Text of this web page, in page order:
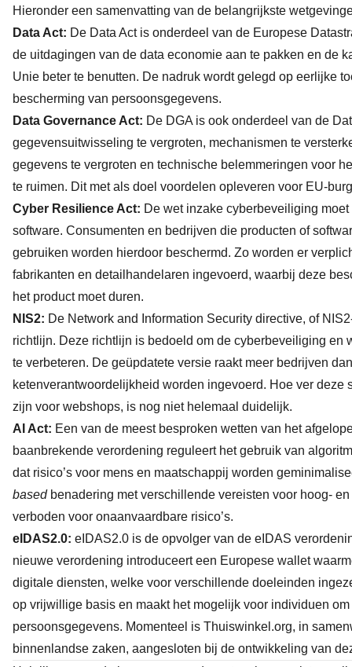
Hieronder een samenvatting van de belangrijkste
Data Act: De Data Act is onderdeel van de Europese
de uitdagingen van de data economie aan te pakken en de
Unie beter te benutten. De nadruk wordt gelegd op eerlijke
bescherming van persoonsgegevens.
Data Governance Act: De DGA is ook onderdeel van de
gegevensuitwisseling te vergroten, mechanismen te
gegevens te vergroten en technische belemmeringen voor
te ruimen. Dit met als doel voordelen opleveren voor EU-
Cyber Resilience Act: De wet inzake cyberbeveiliging
software. Consumenten en bedrijven die producten of
gebruiken worden hierdoor beschermd. Zo worden er
fabrikanten en detailhandelaren ingevoerd, waarbij deze
het product moet duren.
NIS2: De Network and Information Security directive, of
richtlijn. Deze richtlijn is bedoeld om de cyberbeveiliging en
te verbeteren. De geüpdatete versie raakt meer bedrijven
ketenverantwoordelijkheid worden ingevoerd. Hoe ver deze
zijn voor webshops, is nog niet helemaal duidelijk.
AI Act: Een van de meest besproken wetten van het
baanbrekende verordening reguleert het gebruik van
dat risico’s voor mens en maatschappij worden
based benadering met verschillende vereisten voor hoog-
verboden voor onaanvaardbare risico’s.
eIDAS2.0: eIDAS2.0 is de opvolger van de eIDAS
nieuwe verordening introduceert een Europese wallet
digitale diensten, welke voor verschillende doeleinden
op vrijwillige basis en maakt het mogelijk voor individuen
persoonsgegevens. Momenteel is Thuiswinkel.org, in
binnenlandse zaken, aangesloten bij de ontwikkeling van